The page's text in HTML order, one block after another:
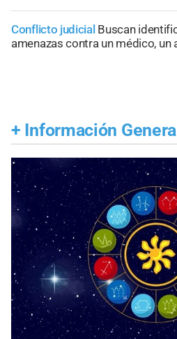
Conflicto judicial Buscan
amenazas contra un médico,
+ Información General